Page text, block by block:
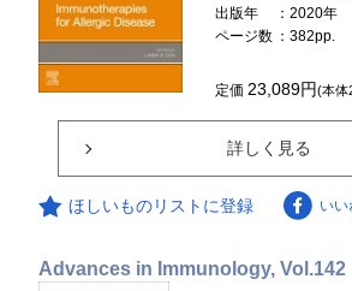
出版年
：2020年
ページ数 ：382pp.
定価 23,089円(本体
詳しく見る
ほしいものリストに登録 いい
Advances in Immunology, Vol.142